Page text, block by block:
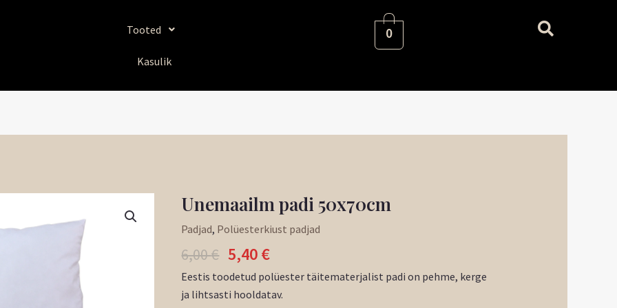
Tooted
Kasulik
0
Unemaailm padi 50x70cm
Padjad, Polüesterkiust padjad
6,00€
Algne
oli:
6,00 €.
5,40€
Praegune
hind
on:
5,40 €.
Eestis toodetud polüester täitematerjalist padi on pehme, kerge
ja lihtsasti hooldatav.
Unemaailm
50x70cm
kogus